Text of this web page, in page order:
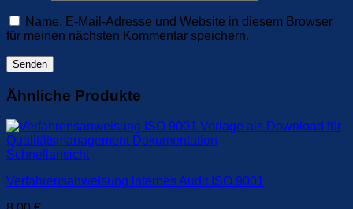
Name, E-Mail-Adresse und Website in diesem Browser
für meinen nächsten Kommentar speichern.
Ähnliche Produkte
Schnellansicht
Verfahrensanweisung internes Audit ISO 9001